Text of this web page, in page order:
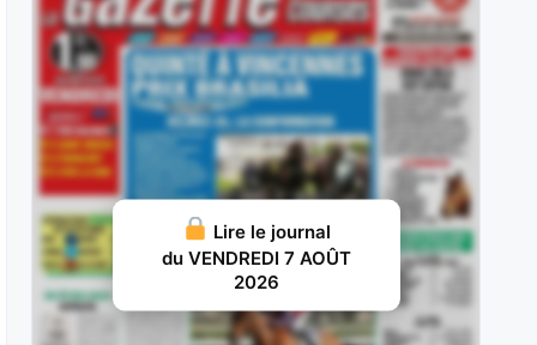
elle a débuté par une probante
JUILLET 29, 2026 19
Ram Sea : Acheté aux ventes au prix fort en vue
d’une carrière
JUILLET 28, 2026 18
Ivrig Viking : Vainqueur de semi-classique sous
la selle pour le compte de
JUILLET 26, 2026 16
Vol d’Argent : Façonné pour les handicaps, il y a
Lire le journal
du VENDREDI 7 AOÛT
2026